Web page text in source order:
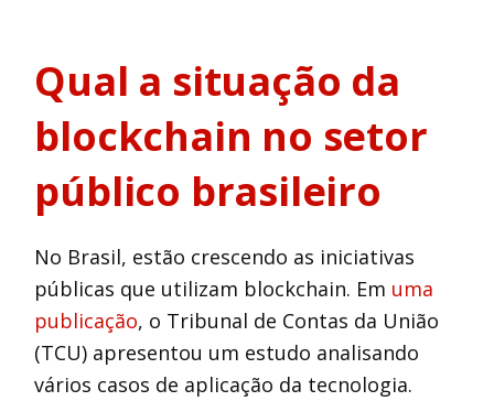
Qual a situação da
blockchain no setor
público brasileiro
No Brasil, estão crescendo as iniciativas
públicas que utilizam blockchain. Em uma
publicação, o Tribunal de Contas da União
(TCU) apresentou um estudo analisando
vários casos de aplicação da tecnologia.